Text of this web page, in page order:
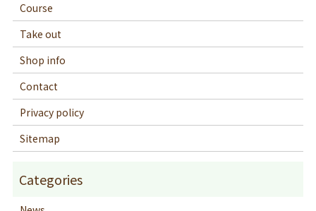
Course
Take out
Shop info
Contact
Privacy policy
Sitemap